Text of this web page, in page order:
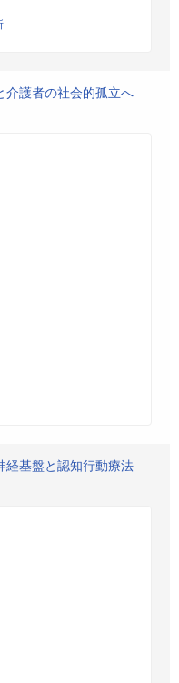
介護者の社会的孤立へ
経基盤と認知行動療法